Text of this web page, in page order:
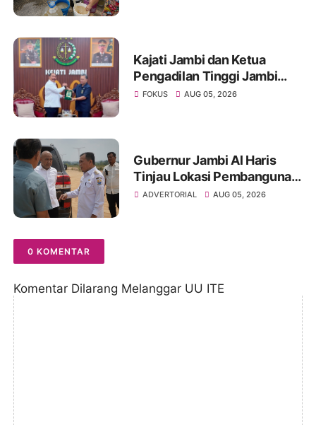
Kajati Jambi dan Ketua
Pengadilan Tinggi Jambi
Berkomitmen Perkuat
FOKUS AUG 05, 2026
Gubernur Jambi Al Haris
Tinjau Lokasi Pembangunan
Sekolah Rakyat dan Lokasi
ADVERTORIAL AUG 05, 2026
0 KOMENTAR
Komentar Dilarang Melanggar UU ITE